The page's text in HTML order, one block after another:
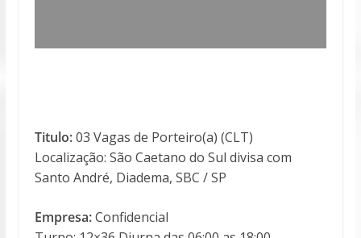
Titulo:03 Vagas de Porteiro(a) (CLT)
Localização: São Caetano do Sul divisa com
Santo André, Diadema, SBC / SP
Empresa:Confidencial